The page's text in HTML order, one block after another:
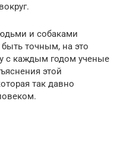
и собаками
точным, на это
с каждым годом ученые
этой
так давно